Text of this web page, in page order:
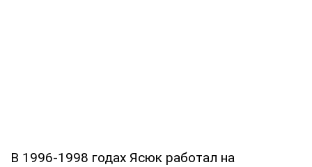
В 1996-1998 годах Ясюк работал на